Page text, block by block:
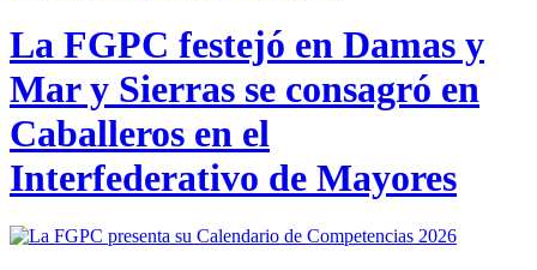
La FGPC festejó en Damas y
Mar y Sierras se consagró en
Caballeros en el
Interfederativo de Mayores